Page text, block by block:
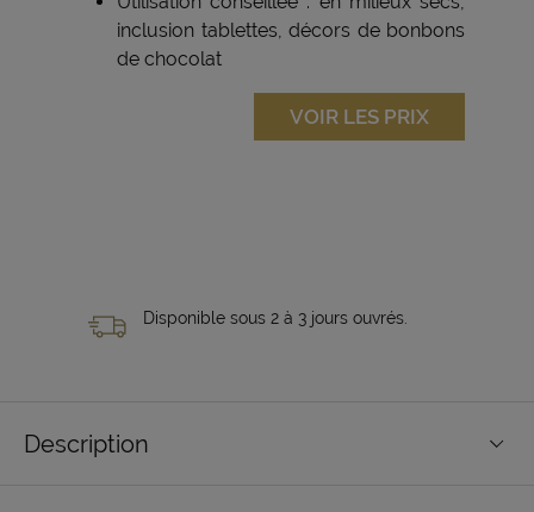
inclusion tablettes, décors de bonbons
de chocolat
VOIR LES PRIX
Disponible sous 2 à 3 jours ouvrés.
Description